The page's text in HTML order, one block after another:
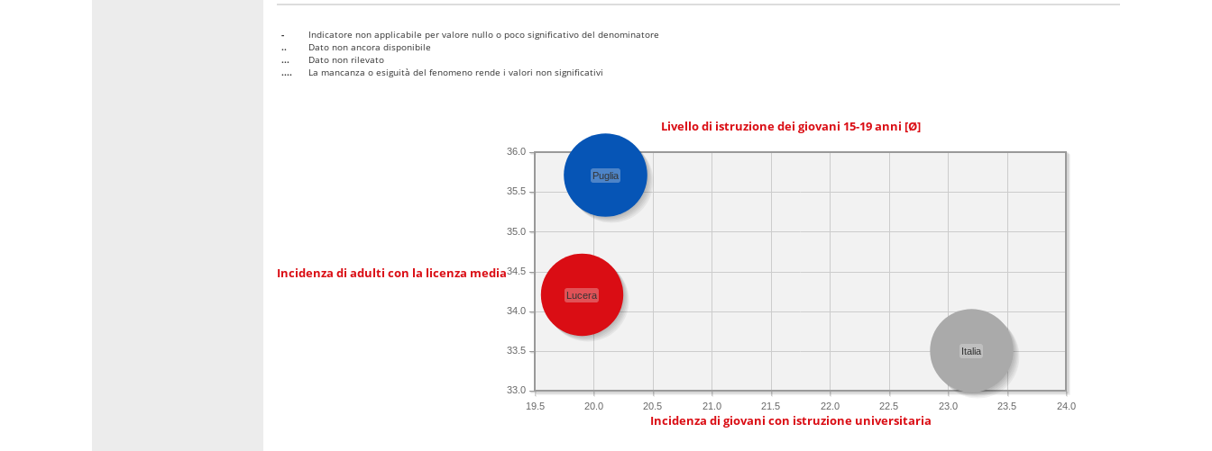
-
Indicatore non applicabile per valore nullo o poco significativo del denominatore
..
Dato non ancora disponibile
...
Dato non rilevato
....
La mancanza o esiguità del fenomeno rende i valori non significativi
Livello di istruzione dei giovani 15-19 anni [Ø]
Incidenza di adulti con la licenza media
19.5 20.0 20.5 21.0 21.5 22.0 22.5 23.0 23.5 24.0
33.0
33.5
34.0
34.5
35.0
35.5
36.0
Puglia
Italia
Lucera
Incidenza di giovani con istruzione universitaria